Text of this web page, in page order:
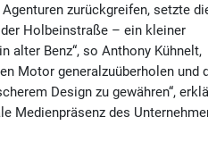
zurückgreifen, setzte
Holbeinstraße – ein kleiner
alter Benz“, so Anthony Kühnelt,
Motor generalzuüberholen und
Design zu gewähren“,
Medienpräsenz des